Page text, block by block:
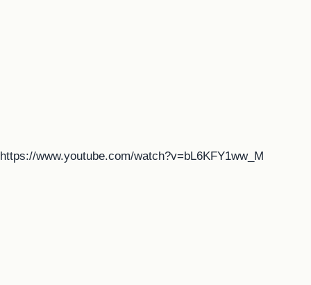
https://www.youtube.com/watch?v=bL6KFY1ww_M